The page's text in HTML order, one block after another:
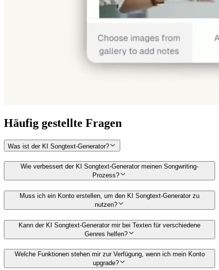
Häufig gestellte Fragen
Was ist der KI Songtext-Generator?
Wie verbessert der KI Songtext-Generator meinen Songwriting-
Prozess?
Muss ich ein Konto erstellen, um den KI Songtext-Generator zu
nutzen?
Kann der KI Songtext-Generator mir bei Texten für verschiedene
Genres helfen?
Welche Funktionen stehen mir zur Verfügung, wenn ich mein Konto
upgrade?